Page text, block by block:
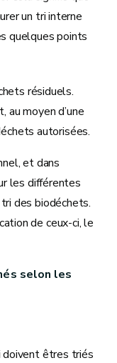
un tri interne
quelques points
résiduels.
au moyen d’une
autorisées.
et dans
les différentes
des biodéchets.
de ceux-ci, le
selon les
doivent êtres triés